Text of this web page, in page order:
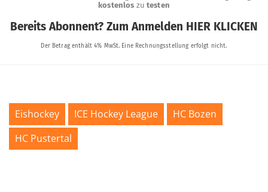
Eishockey ICE Hockey League
HC Bozen
HC Pustertal